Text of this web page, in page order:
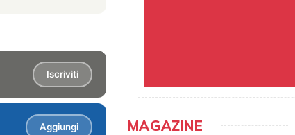
Iscriviti
Aggiungi MAGAZINE